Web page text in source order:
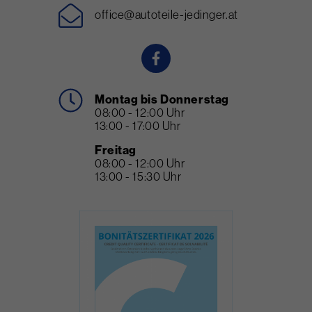
office@autoteile-jedinger.at
Montag bis Donnerstag
08:00 - 12:00 Uhr
13:00 - 17:00 Uhr
Freitag
08:00 - 12:00 Uhr
13:00 - 15:30 Uhr